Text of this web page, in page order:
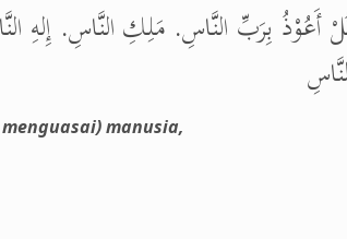
أَعُوْذُ بِرَبِّ النَّاسِ. مَلِكِ النَّاسِ. إِلهِ
manusia,